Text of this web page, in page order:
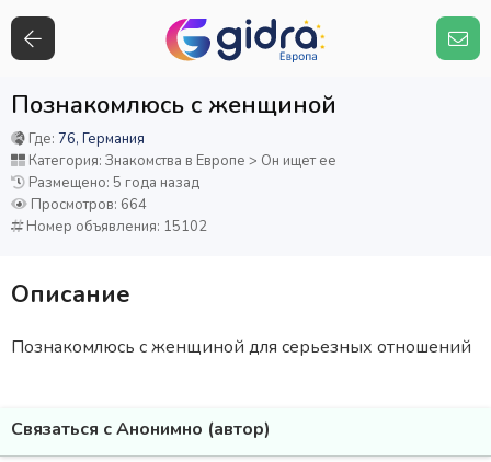
Познакомлюсь с женщиной
Где: 76, Германия
Категория: Знакомства в Европе > Он ищет ее
Размещено: 5 года назад
Просмотров: 664
Номер объявления: 15102
Описание
Познакомлюсь с женщиной для серьезных отношений
Связаться с Анонимно (автор)